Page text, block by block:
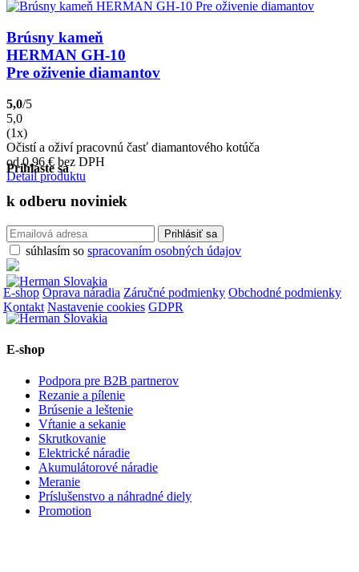
Brúsny kameň
HERMAN GH-10
Pre oživenie diamantov
5,0/5
5,0
(1x)
Očistí a oživí pracovnú časť diamantového kotúča
od 0,96€ bez DPH
Detail produktu
Prihláste sa
k odberu noviniek
súhlasím so spracovaním osobných údajov
E-shop Oprava náradia Záručné podmienky Obchodné podmienky
Kontakt Nastavenie cookies GDPR
E-shop
Podpora pre B2B partnerov
Rezanie a pílenie
Brúsenie a leštenie
Vŕtanie a sekanie
Skrutkovanie
Elektrické náradie
Akumulátorové náradie
Meranie
Príslušenstvo a náhradné diely
Promotion